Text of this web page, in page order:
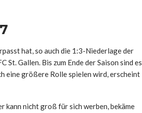
hat, so auch die 1:3-Niederlage der
St. Gallen. Bis zum Ende der Saison sind es
eine größere Rolle spielen wird, erscheint
kann nicht groß für sich werben, bekäme